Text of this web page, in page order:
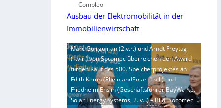
Compleo
Ausbau der Elektromobilität in der
Immobilienwirtschaft
Marc Guirguirian (2.v.r.) und Arndt Freytag
(1.v.r.) von Socomec überreichen den Award
fürden Kauf des 500. Speicherprojektes an
Edith Kemp (RheinlandSolar, 1.v.l.) und
Friedhelm Enslin (Geschäftsführer BayWa r.e.
Solar Energy Systems, 2. v.l.) – Bild: Socomec